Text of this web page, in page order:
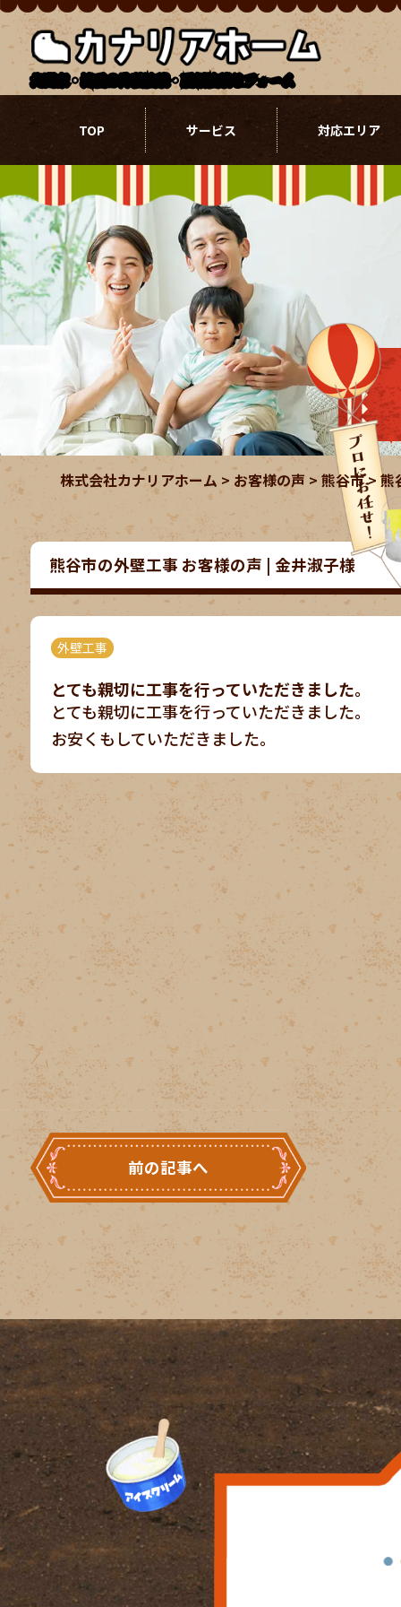
北関東・埼玉の外壁塗装・屋根塗装リフォーム
TOP サービス 対応エリア
株式会社カナリアホーム>お客様の声 >熊谷市>熊
熊谷市の外壁工事 お客様の声 | 金井淑子様
外壁工事
とても親切に工事を行っていただきました。
とても親切に工事を行っていただきました。
お安くもしていただきました。
前の記事へ